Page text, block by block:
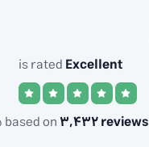
is ratedExcellent
3,432 reviews